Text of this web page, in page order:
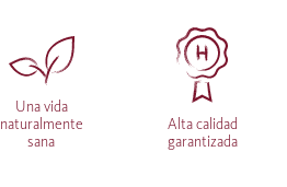
Una vida
naturalmente
sana
Alta calidad
garantizada